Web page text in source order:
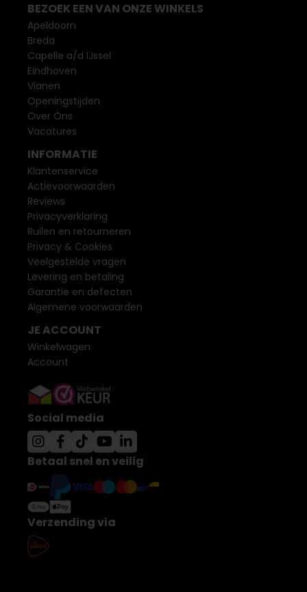
BEZOEK EEN VAN ONZE WINKELS
Apeldoorn
Breda
Capelle a/d IJssel
Eindhoven
Vianen
Openingstijden
Over Ons
Vacatures
INFORMATIE
Klantenservice
Actievoorwaarden
Reviews
Privacyverklaring
Ruilen en retourneren
Privacy & Cookies
Veelgestelde vragen
Levering en betaling
Garantie en defecten
Algemene voorwaarden
JE ACCOUNT
Winkelwagen
Account
Social media
Betaal snel en veilig
Verzending via